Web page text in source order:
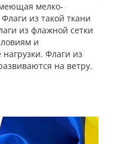
мелко-
из такой ткани
из флажной сетки
и
Флаги из
на ветру.